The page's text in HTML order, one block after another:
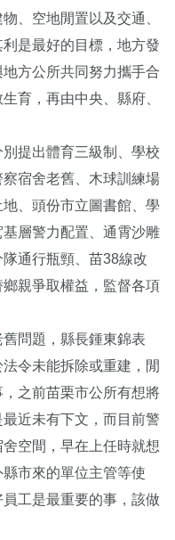
、空地閒置以及交通、
是最好的目標，地方發
方公所共同努力攜手合
育，再由中央、縣府、
提出體育三級制、學校
宿舍老舊、木球訓練場
、頭份市立圖書館、學
層警力配置、通霄沙雕
通行瓶頸、苗38線改
親爭取權益，監督各項
問題，縣長鍾東錦表
令未能拆除或重建，閒
之前苗栗市公所有想將
近未有下文，而目前警
空間，早在上任時就想
市來的單位主管等使
工是最重要的事，該做